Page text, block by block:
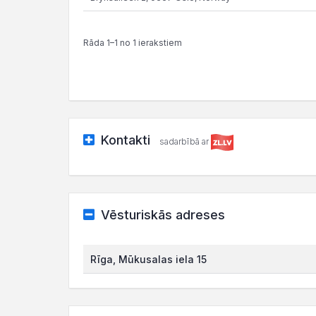
Rāda 1–1 no 1 ierakstiem
Kontakti sadarbībā ar
Vēsturiskās adreses
Rīga, Mūkusalas iela 15